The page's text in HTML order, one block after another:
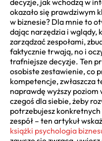
decyzje, jak wchodzą w
okazało się prawdziwym
w biznesie? Dla mnie to
dając narzędzia i wglądy,
zarządzać zespołami,
faktycznie trwają, no i
trafniejsze decyzje. Ten
osobiste zestawienie, co
kompetencje, zwłaszcza
naprawdę wyższy poziom
czegoś dla siebie, żeby
potrzebujesz
zespół – ten artykuł
książki psychologia